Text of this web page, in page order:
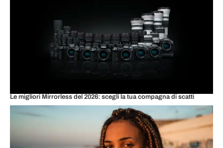
Le migliori Mirrorless del 2026: scegli la tua compagna di scatti